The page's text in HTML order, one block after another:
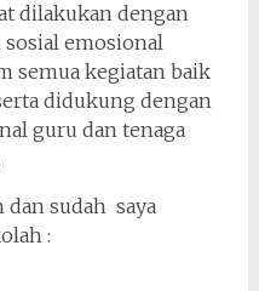
dilakukan dengan
emosional
semua kegiatan baik
didukung dengan
guru dan tenaga
sudah saya
: